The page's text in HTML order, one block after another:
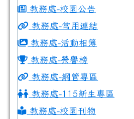
教務處-校園公告
教務處-常用連結
教務處-活動相簿
教務處-榮譽榜
教務處-網管專區
教務處-115新生專區
教務處-校園刊物